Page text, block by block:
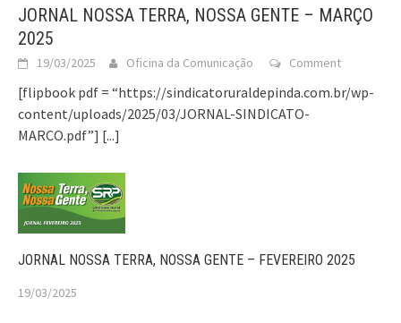
JORNAL NOSSA TERRA, NOSSA GENTE – MARÇO
2025
19/03/2025 Oficina da Comunicação Comment
[flipbook pdf = “https://sindicatoruraldepinda.com.br/wp-
content/uploads/2025/03/JORNAL-SINDICATO-
MARCO.pdf”] [...]
JORNAL NOSSA TERRA, NOSSA GENTE – FEVEREIRO 2025
19/03/2025